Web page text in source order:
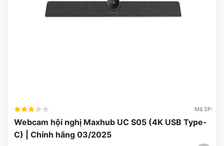
Mã SP:
Webcam hội nghị Maxhub UC S05 (4K USB Type-
C) | Chính hãng 03/2025